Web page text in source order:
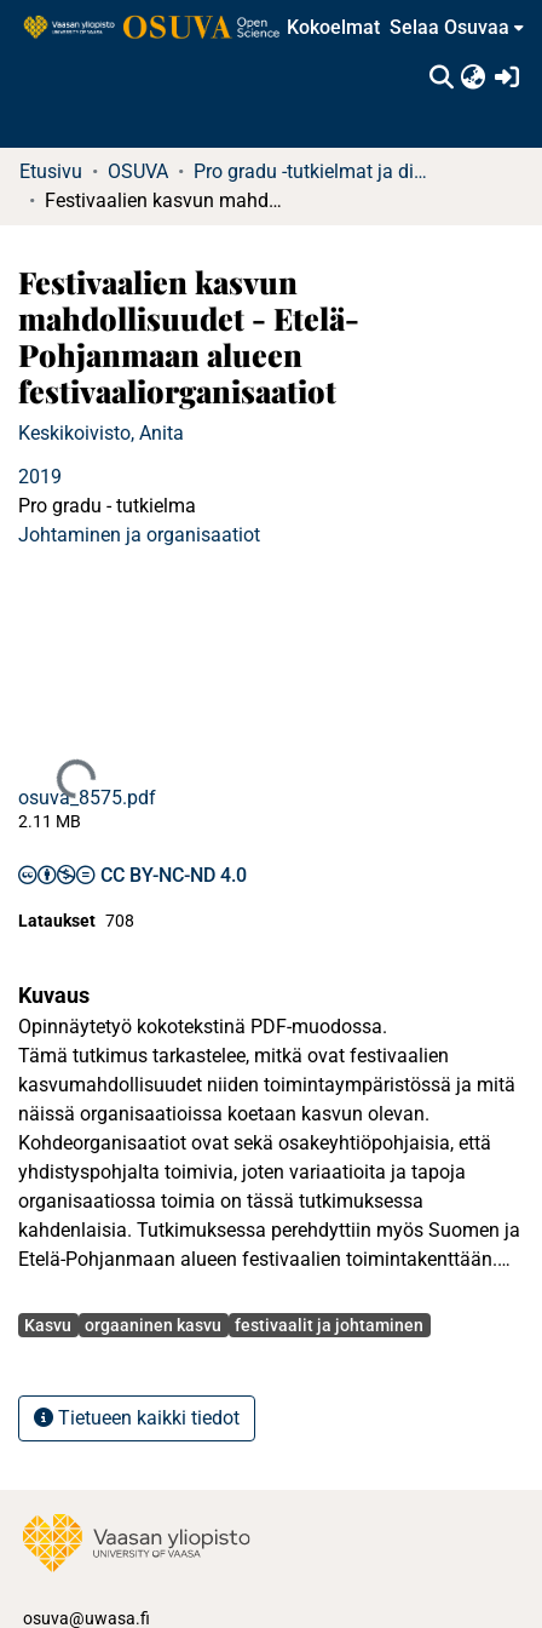
Kokoelmat Selaa Osuvaa
Etusivu OSUVA
Pro gradu -tutkielmat ja diplomityöt
Festivaalien kasvun mahdollisuudet - Etelä-Pohjanmaan alueen festivaaliorganisaatiot
Festivaalien kasvun
mahdollisuudet - Etelä-
Pohjanmaan alueen
festivaaliorganisaatiot
Keskikoivisto, Anita
2019
Pro gradu - tutkielma
Johtaminen ja organisaatiot
Ladataan...
osuva_8575.pdf
2.11 MB
CC BY-NC-ND 4.0
Lataukset 708
Kuvaus
Opinnäytetyö kokotekstinä PDF-muodossa.
Tämä tutkimus tarkastelee, mitkä ovat festivaalien
kasvumahdollisuudet niiden toimintaympäristössä ja mitä
näissä organisaatioissa koetaan kasvun olevan.
Kohdeorganisaatiot ovat sekä osakeyhtiöpohjaisia, että
yhdistyspohjalta toimivia, joten variaatioita ja tapoja
organisaatiossa toimia on tässä tutkimuksessa
kahdenlaisia. Tutkimuksessa perehdyttiin myös Suomen ja
Etelä-Pohjanmaan alueen festivaalien toimintakenttään.
kasvavan sen infran ehdoilla, missä tapahtuma
tavoitteellinen kasvu fokusoitui festivaalikävijälle
tarjottavaan kokonaisvaltaiseen elämykseen
tavasta toimia elämystalouden pelikentällä. Kvalitatiivinen
tutkimusaineisto kerättiin haastatteluin ja tutustumalla
kohdeorganisaatioiden nykytilaan ja menneeseen sekä
saatavilla olevaan aineistoon festivaaleista yleensä.
Avainsanat
Kasvu orgaaninen kasvu festivaalit ja johtaminen
Tietueen kaikki tiedot
osuva@uwasa.fi